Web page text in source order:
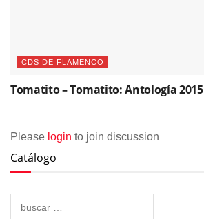
CDS DE FLAMENCO
Tomatito – Tomatito: Antología 2015
Please login to join discussion
Catálogo